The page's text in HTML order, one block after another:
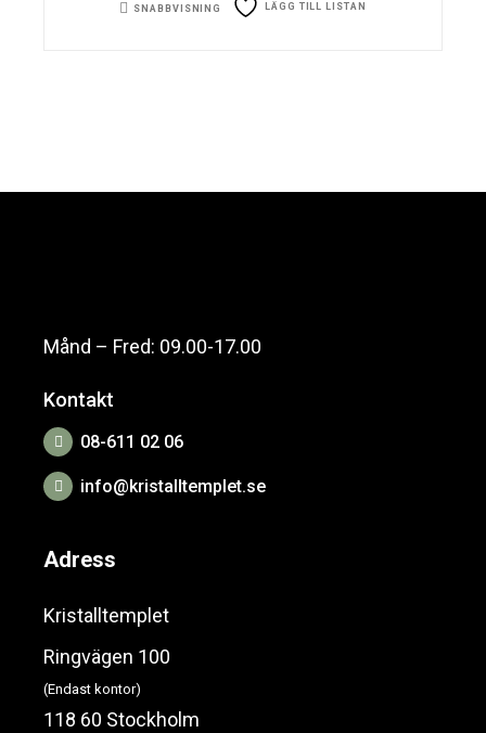
SNABBVISNING LÄGG TILL LISTAN
Månd – Fred: 09.00-17.00
Kontakt
08-611 02 06
info@kristalltemplet.se
Adress
Kristalltemplet
Ringvägen 100
(Endast kontor)
118 60 Stockholm